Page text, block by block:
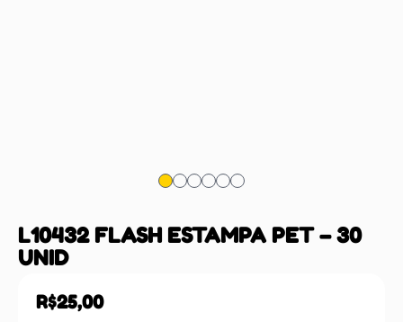
L10432 FLASH ESTAMPA PET – 30
UNID
R$25,00